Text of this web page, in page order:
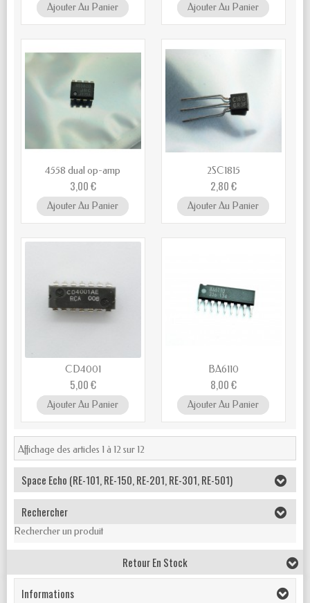
Ajouter Au Panier Ajouter Au Panier
4558 dual op-amp
3,00 €
Ajouter Au Panier
2SC1815
2,80 €
Ajouter Au Panier
CD4001
5,00 €
Ajouter Au Panier
BA6110
8,00 €
Ajouter Au Panier
Affichage des articles 1 à 12 sur 12
Space Echo (RE-101, RE-150, RE-201, RE-301, RE-501)
Rechercher
Rechercher un produit
Retour En Stock
Informations